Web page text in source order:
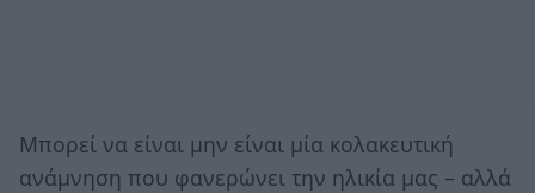
Μπορεί να είναι μην είναι μία κολακευτική
ανάμνηση που φανερώνει την ηλικία μας – αλλά